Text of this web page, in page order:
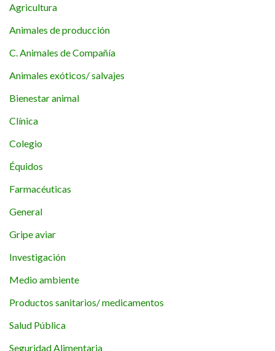
Agricultura
Animales de producción
C. Animales de Compañía
Animales exóticos/ salvajes
Bienestar animal
Clínica
Colegio
Équidos
Farmacéuticas
General
Gripe aviar
Investigación
Medio ambiente
Productos sanitarios/ medicamentos
Salud Pública
Seguridad Alimentaria